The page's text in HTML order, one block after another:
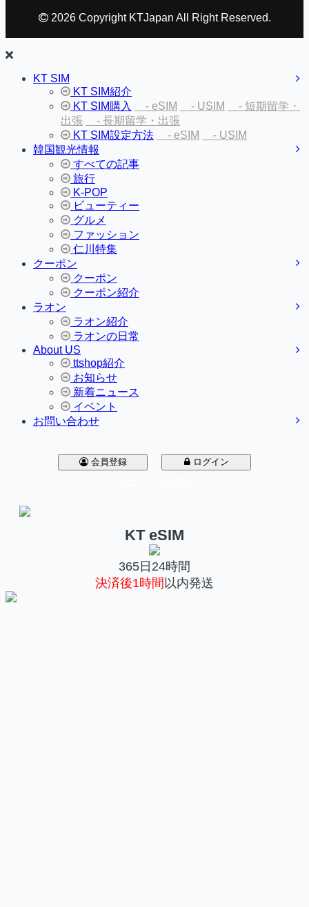
2026 Copyright KTJapan All Right Reserved.
KT SIM
KT SIM紹介
KT SIM購入
- eSIM - USIM
- 短期留学・
出張
- 長期留学・出張
KT SIM設定方法
- eSIM
- USIM
韓国観光情報
すべての記事
旅行
K-POP
ビューティー
グルメ
ファッション
仁川特集
クーポン
クーポン
クーポン紹介
ラオン
ラオン紹介
ラオンの日常
About US
ttshop紹介
お知らせ
新着ニュース
イベント
お問い合わせ
会員登録 ログイン
KT eSIM
365日24時間
決済後1時間 以内発送